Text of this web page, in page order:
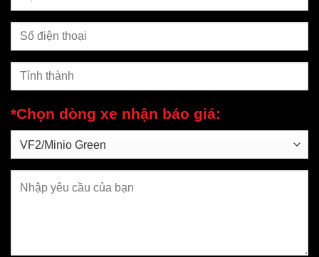
*Chọn dòng xe nhận báo giá: